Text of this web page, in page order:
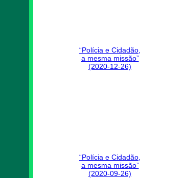
“Polícia e Cidadão,
a mesma missão”
(2020-12-26)
“Polícia e Cidadão,
a mesma missão”
(2020-09-26)